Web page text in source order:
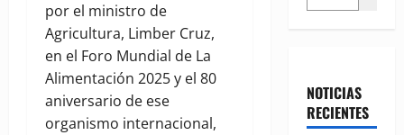
por el ministro de
Agricultura, Limber Cruz,
en el Foro Mundial de La
Alimentación 2025 y el 80
aniversario de ese
organismo internacional,
NOTICIAS
RECIENTES